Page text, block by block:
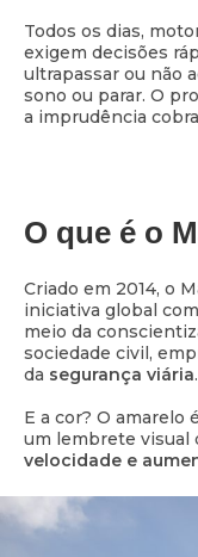
Todos os dias,
exigem decisões
ultrapassar ou não
sono ou parar. O
a imprudência
O que é o
Criado em 2014, o
iniciativa global
meio da
sociedade civil,
da segurança viária.
E a cor? O amarelo
um lembrete visual
velocidade e